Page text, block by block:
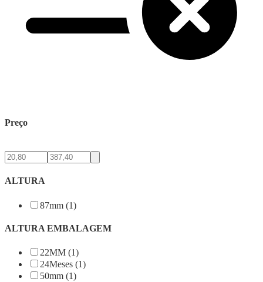
Preço
ALTURA
87mm (1)
ALTURA EMBALAGEM
22MM (1)
24Meses (1)
50mm (1)